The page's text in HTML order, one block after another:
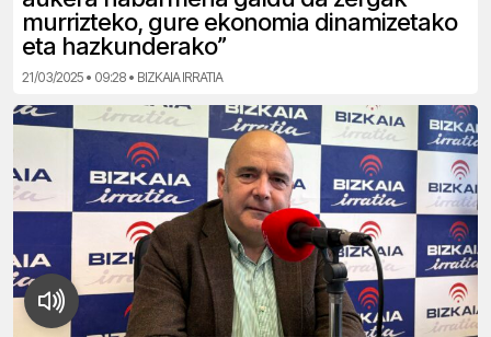
murrizteko, gure ekonomia dinamizetako
eta hazkunderako”
21/03/2025 • 09:28 • BIZKAIA IRRATIA